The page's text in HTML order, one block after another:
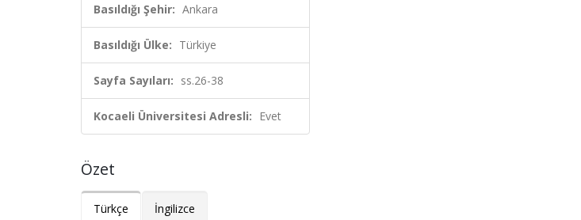
Basıldığı Şehir: Ankara
Basıldığı Ülke: Türkiye
Sayfa Sayıları: ss.26-38
Kocaeli Üniversitesi Adresli: Evet
Özet
Türkçe İngilizce